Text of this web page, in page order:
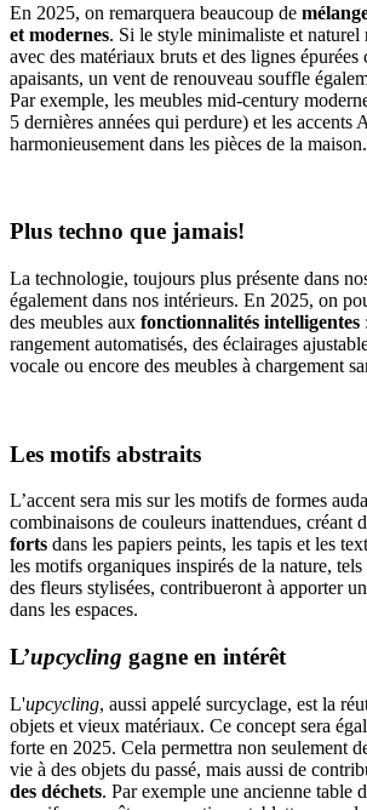
En 2025, on remarquera beaucoup de
et modernes. Si le style minimaliste et naturel
avec des matériaux bruts et des lignes épurées
apaisants, un vent de renouveau souffle
Par exemple, les meubles mid-century
5 dernières années qui perdure) et les accents
harmonieusement dans les pièces de la maison.
Plus techno que jamais!
La technologie, toujours plus présente dans
également dans nos intérieurs. En 2025, on
des meubles aux fonctionnalités intelligentes
rangement automatisés, des éclairages
vocale ou encore des meubles à chargement
Les motifs abstraits
L’accent sera mis sur les motifs de formes
combinaisons de couleurs inattendues, créant
forts dans les papiers peints, les tapis et les
les motifs organiques inspirés de la nature,
des fleurs stylisées, contribueront à apporter
dans les espaces.
L’upcycling gagne en intérêt
L'upcycling, aussi appelé surcyclage, est la
objets et vieux matériaux. Ce concept sera
forte en 2025. Cela permettra non seulement
vie à des objets du passé, mais aussi de
des déchets. Par exemple une ancienne table